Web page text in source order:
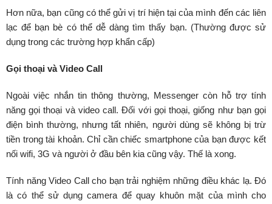
Hơn nữa, bạn cũng có thể gửi vị trí hiện tại của mình đến các liên
lạc để bạn bè có thể dễ dàng tìm thấy bạn. (Thường được sử
dụng trong các trường hợp khẩn cấp)
Gọi thoại và Video Call
Ngoài việc nhắn tin thông thường, Messenger còn hỗ trợ tính
năng gọi thoại và video call. Đối với gọi thoại, giống như bạn gọi
điện bình thường, nhưng tất nhiên, người dùng sẽ không bị trừ
tiền trong tài khoản. Chỉ cần chiếc smartphone của bạn được kết
nối wifi, 3G và người ở đầu bên kia cũng vậy. Thế là xong.
Tính năng Video Call cho bạn trải nghiệm những điều khác lạ. Đó
là có thể sử dụng camera để quay khuôn mặt của mình cho